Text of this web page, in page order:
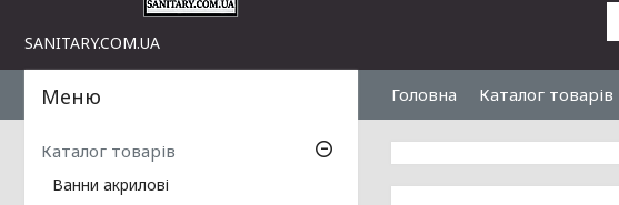
SANITARY.COM.UA
Головна Каталог товарів
Каталог товарів
Ванни акрилові